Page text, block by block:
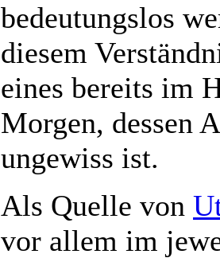
bedeutungslos
diesem
eines bereits im
Morgen, dessen
ungewiss ist.
Als Quelle von
vor allem im